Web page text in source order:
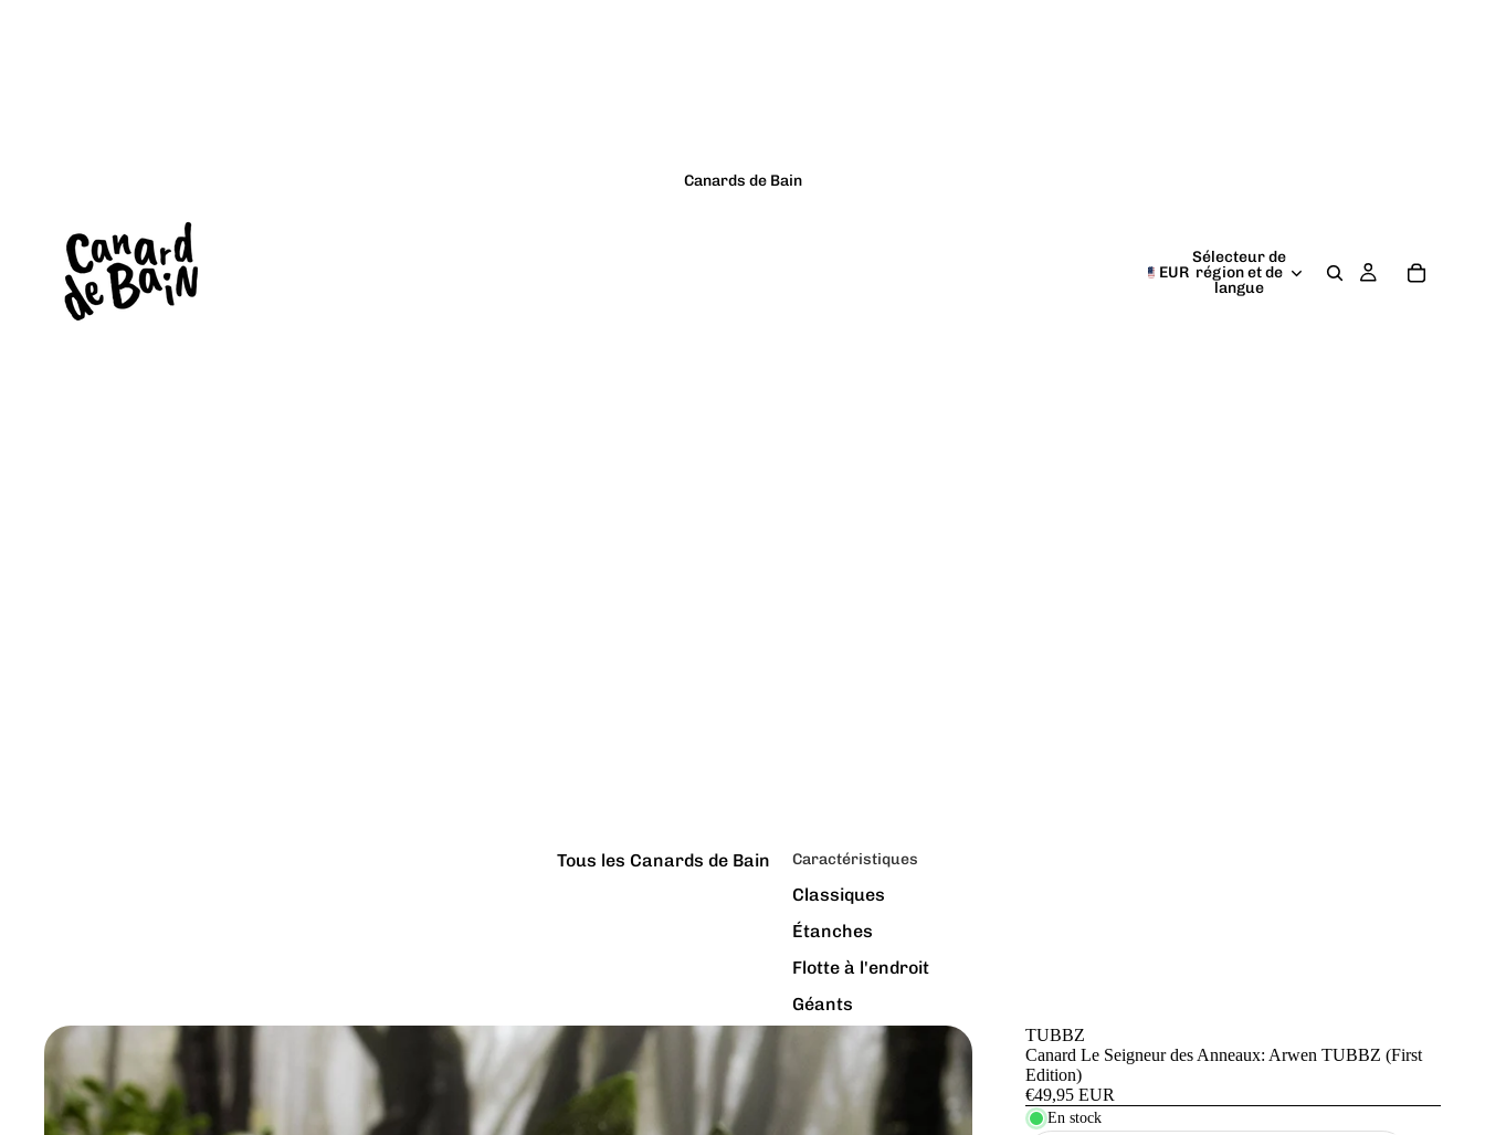
Canards de Bain
Tous les Canards de Bain Caractéristiques
Classiques
Étanches
Flotte à l'endroit
Géants
Latex Naturel
Lumineux
EUR
Sélecteur de
région et de
langue
TUBBZ
Canard Le Seigneur des Anneaux: Arwen TUBBZ (First
Edition)
€49,95 EUR
En stock